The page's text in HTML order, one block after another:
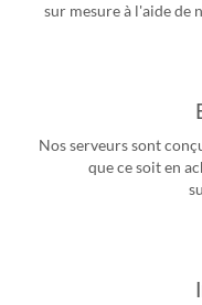
sur mesure à l'aide de
Nos serveurs sont
que ce soit en